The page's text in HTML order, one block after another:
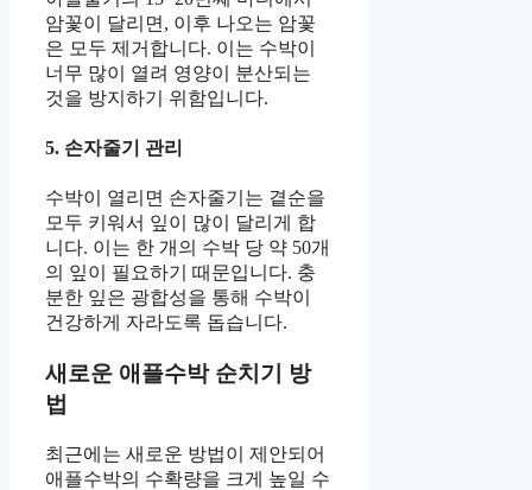
암꽃이 달리면, 이후 나오는 암꽃
은 모두 제거합니다. 이는 수박이
너무 많이 열려 영양이 분산되는
것을 방지하기 위함입니다.
5. 손자줄기 관리
수박이 열리면 손자줄기는 곁순을
모두 키워서 잎이 많이 달리게 합
니다. 이는 한 개의 수박 당 약 50개
의 잎이 필요하기 때문입니다. 충
분한 잎은 광합성을 통해 수박이
건강하게 자라도록 돕습니다.
새로운 애플수박 순치기 방
법
최근에는 새로운 방법이 제안되어
애플수박의 수확량을 크게 높일 수